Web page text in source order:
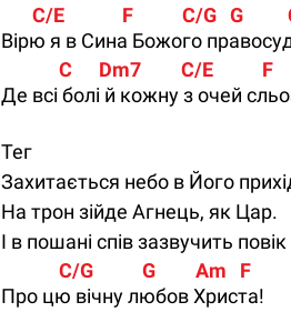
C/E             F           C/G   G
Вірю я в Сина Божого
C      Dm7         C/E           F
Де всі болі й кожну з очей
Тег
Захитається небо в Його
На трон зійде Агнець, як Цар.
І в пошані спів зазвучить повік
C/G           G         Am   F
Про цю вічну любов Христа!